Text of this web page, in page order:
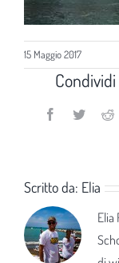
15 Maggio 2017
Facebook
Twitter
Scritto da: Elia
Elia